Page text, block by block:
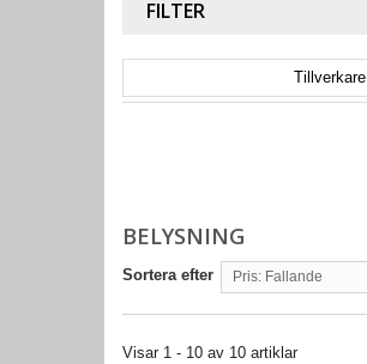
FILTER
Tillverkare
BELYSNING
Sortera efter Pris: Fallande
Visar 1 - 10 av 10 artiklar